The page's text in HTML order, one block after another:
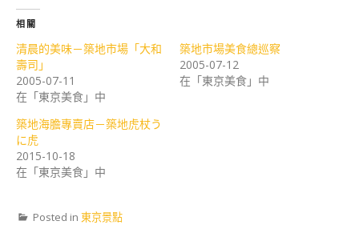
相關
清晨的美味－築地市場「大和
壽司」
2005-07-11
在「東京美食」中
築地市場美食總巡察
2005-07-12
在「東京美食」中
築地海膽專賣店－築地虎杖う
に虎
2015-10-18
在「東京美食」中
Posted in 東京景點